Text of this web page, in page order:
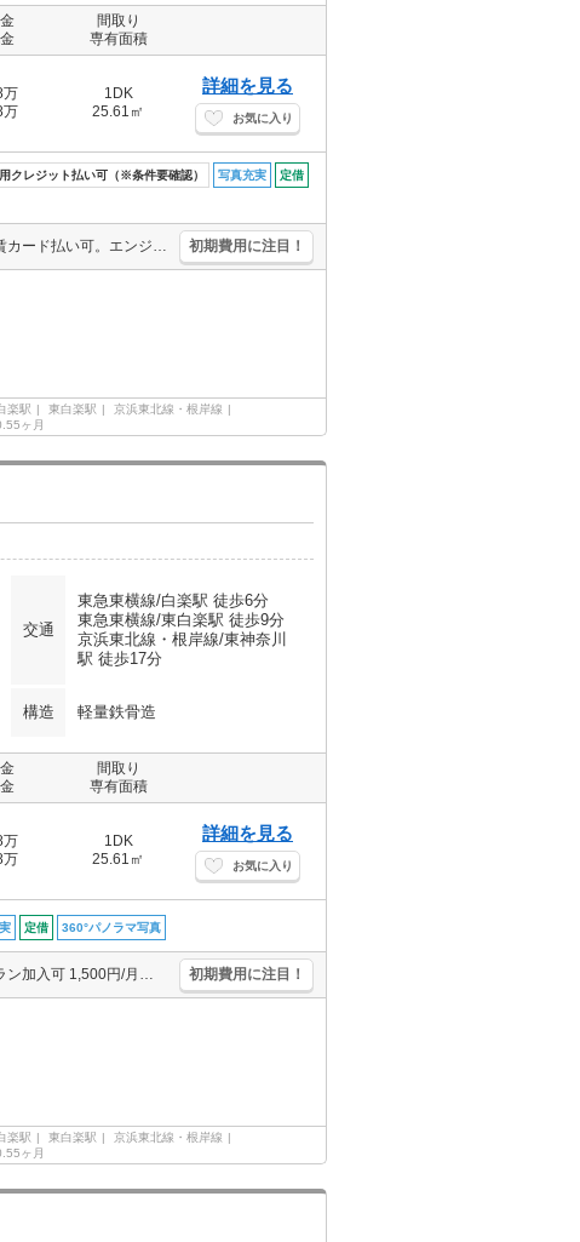
間取り
専有面積
万
万
1DK
25.61㎡
詳細を見る
お気に入り
クレジット払い可（※条件要確認） 写真充実 定借
定期借家契約2年間。女性限定。バス・トイレ別。初期費用・家賃カード払い可。エンジョイプラン加入可 1,500円/月。バス・トイレ別。給湯付き。 初期費用に注目！
楽駅 東白楽駅
京浜東北線・根岸線
ヶ月
交通
東急東横線/白楽駅 徒歩6分
東急東横線/東白楽駅 徒歩9分
京浜東北線・根岸線/東神奈川
駅 徒歩17分
構造 軽量鉄骨造
間取り
専有面積
万
万
1DK
25.61㎡
詳細を見る
お気に入り
定借 360°パノラマ写真
定期借家契約2年間。女性限定。バス・トイレ別。エンジョイプラン加入可 1,500円/月。初期費用キャッシュレス決済可(条件あり)。クレジットポイント貯まります。給湯付き。 初期費用に注目！
楽駅 東白楽駅
京浜東北線・根岸線
ヶ月